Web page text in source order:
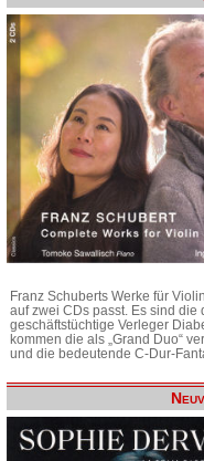
Franz Schuberts Werke für
auf zwei CDs passt. Es sind
geschäftstüchtige Verleger
kommen die als „Grand Duo“
und die bedeutende C-Dur-